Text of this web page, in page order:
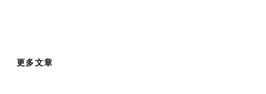
更多文章